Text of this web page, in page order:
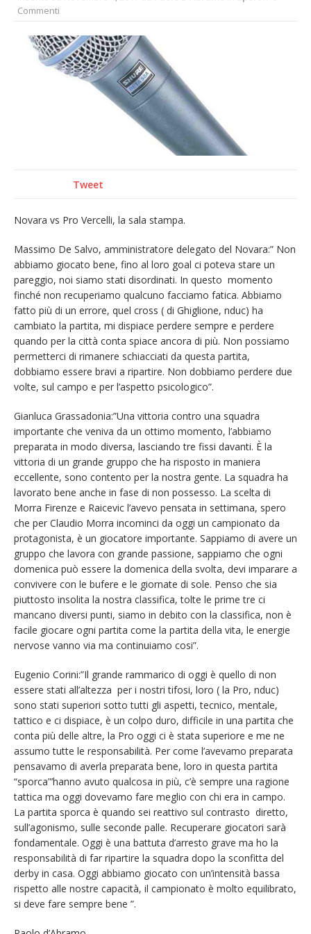
Asl Vc: arrivano i nuovi totem multifunzionali
per i pagamenti delle prestazioni
Tanti fedeli in duomo per S. Eusebio. Mons.
Baturi: «Quel legame profondo tra le Chiese
di Vercelli e Cagliari»
Dieci anni fa l’ingresso a Vercelli
dell’arcivescovo mons. Marco Arnolfo
Commenti
Tweet
Novara vs Pro Vercelli, la sala stampa.
Massimo De Salvo, amministratore delegato del Novara:” Non
abbiamo giocato bene, fino al loro goal ci poteva stare un
pareggio, noi siamo stati disordinati. In questo momento
finché non recuperiamo qualcuno facciamo fatica. Abbiamo
fatto più di un errore, quel cross ( di Ghiglione, nduc) ha
cambiato la partita, mi dispiace perdere sempre e perdere
quando per la città conta spiace ancora di più. Non possiamo
permetterci di rimanere schiacciati da questa partita,
dobbiamo essere bravi a ripartire. Non dobbiamo perdere due
volte, sul campo e per l’aspetto psicologico”.
Gianluca Grassadonia:”Una vittoria contro una squadra
importante che veniva da un ottimo momento, l’abbiamo
preparata in modo diversa, lasciando tre fissi davanti. È la
vittoria di un grande gruppo che ha risposto in maniera
eccellente, sono contento per la nostra gente. La squadra ha
lavorato bene anche in fase di non possesso. La scelta di
Morra Firenze e Raicevic l’avevo pensata in settimana, spero
che per Claudio Morra incominci da oggi un campionato da
protagonista, è un giocatore importante. Sappiamo di avere un
gruppo che lavora con grande passione, sappiamo che ogni
domenica può essere la domenica della svolta, devi imparare a
convivere con le bufere e le giornate di sole. Penso che sia
piuttosto insolita la nostra classifica, tolte le prime tre ci
mancano diversi punti, siamo in debito con la classifica, non è
facile giocare ogni partita come la partita della vita, le energie
nervose vanno via ma continuiamo cosi”.
Eugenio Corini:”Il grande rammarico di oggi è quello di non
essere stati all’altezza per i nostri tifosi, loro ( la Pro, nduc)
sono stati superiori sotto tutti gli aspetti, tecnico, mentale,
tattico e ci dispiace, è un colpo duro, difficile in una partita che
conta più delle altre, la Pro oggi ci è stata superiore e me ne
assumo tutte le responsabilità. Per come l’avevamo preparata
pensavamo di averla preparata bene, loro in questa partita
“sporca”’hanno avuto qualcosa in più, c’è sempre una ragione
tattica ma oggi dovevamo fare meglio con chi era in campo.
La partita sporca è quando sei reattivo sul contrasto diretto,
sull’agonismo, sulle seconde palle. Recuperare giocatori sarà
fondamentale. Oggi è una battuta d’arresto grave ma ho la
responsabilità di far ripartire la squadra dopo la sconfitta del
derby in casa. Oggi abbiamo giocato con un’intensità bassa
rispetto alle nostre capacità, il campionato è molto equilibrato,
si deve fare sempre bene ”.